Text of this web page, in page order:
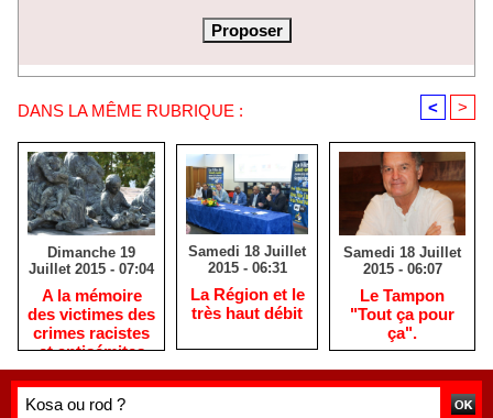
DANS LA MÊME RUBRIQUE : < >
Dimanche 19
Juillet 2015 - 07:04
A la mémoire
des victimes des
crimes racistes
et antisémites
Samedi 18 Juillet
2015 - 06:31
La Région et le
très haut débit
Samedi 18 Juillet
2015 - 06:07
Le Tampon
"Tout ça pour
ça".